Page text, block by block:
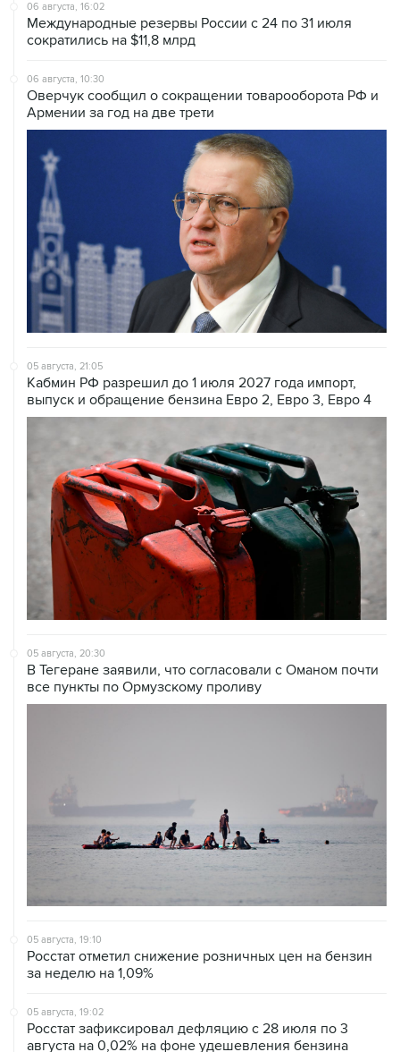
06 августа, 16:02
Международные резервы России с 24 по 31 июля
сократились на $11,8 млрд
06 августа, 10:30
Оверчук сообщил о сокращении товарооборота РФ и
Армении за год на две трети
05 августа, 21:05
Кабмин РФ разрешил до 1 июля 2027 года импорт,
выпуск и обращение бензина Евро 2, Евро 3, Евро 4
05 августа, 20:30
В Тегеране заявили, что согласовали с Оманом почти
все пункты по Ормузскому проливу
05 августа, 19:10
Росстат отметил снижение розничных цен на бензин
за неделю на 1,09%
05 августа, 19:02
Росстат зафиксировал дефляцию с 28 июля по 3
августа на 0,02% на фоне удешевления бензина